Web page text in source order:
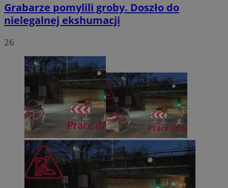
Grabarze pomylili groby. Doszło do
nielegalnej ekshumacji
26